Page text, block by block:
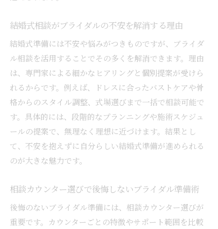
解説
美しいドレス姿は鎖骨ケアから始めるのが
ブライダル相談で骨格改善のサポートを受
ける方法
ブライダル準備なら結婚式相談の活用が鍵
ブライダル準備の悩みは相談カウンターで
解決しよう
結婚式相談カウンターの上手な利用方法を
解説
相談カウンターで得られるブライダル準備
ブライダルに最適な相談カウンターの選び
方とは
忙しい人でも安心なブライダル相談の活用
結婚式相談がブライダルの不安を解消する理由
結婚式準備には不安や悩みがつきものですが、ブライダ
ル相談を活用することでその多くを解消できます。理由
は、専門家による細かなヒアリングと個別提案が受けら
れるからです。例えば、ドレスに合ったバストケアや骨
格からのスタイル調整、式場選びまで一括で相談可能で
す。具体的には、段階的なプランニングや施術スケジュ
ールの提案で、無理なく理想に近づけます。結果とし
て、不安を抱えずに自分らしい結婚式準備が進められる
のが大きな魅力です。
相談カウンター選びで後悔しないブライダル準備術
後悔のないブライダル準備には、相談カウンター選びが
重要です。カウンターごとの特徴やサポート範囲を比較